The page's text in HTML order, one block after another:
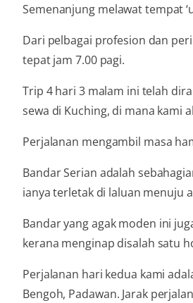
Semenanjung melawat tempat
Dari pelbagai profesion dan
tepat jam 7.00 pagi.
Trip 4 hari 3 malam ini telah
sewa di Kuching, di mana kami
Perjalanan mengambil masa
Bandar Serian adalah
ianya terletak di laluan menuju
Bandar yang agak moden ini
kerana menginap disalah satu
Perjalanan hari kedua kami
Bengoh, Padawan. Jarak